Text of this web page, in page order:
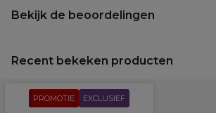
Bekijk de beoordelingen
Recent bekeken producten
PROMOTIE EXCLUSIEF